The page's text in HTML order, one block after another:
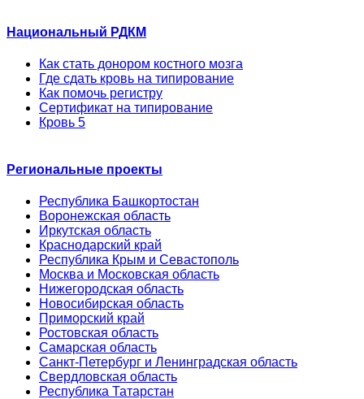
Национальный РДКМ
Как стать донором костного мозга
Где сдать кровь на типирование
Как помочь регистру
Сертификат на типирование
Кровь 5
Региональные проекты
Республика Башкортостан
Воронежская область
Иркутская область
Краснодарский край
Республика Крым и Севастополь
Москва и Московская область
Нижегородская область
Новосибирская область
Приморский край
Ростовская область
Самарская область
Санкт-Петербург и Ленинградская область
Свердловская область
Республика Татарстан